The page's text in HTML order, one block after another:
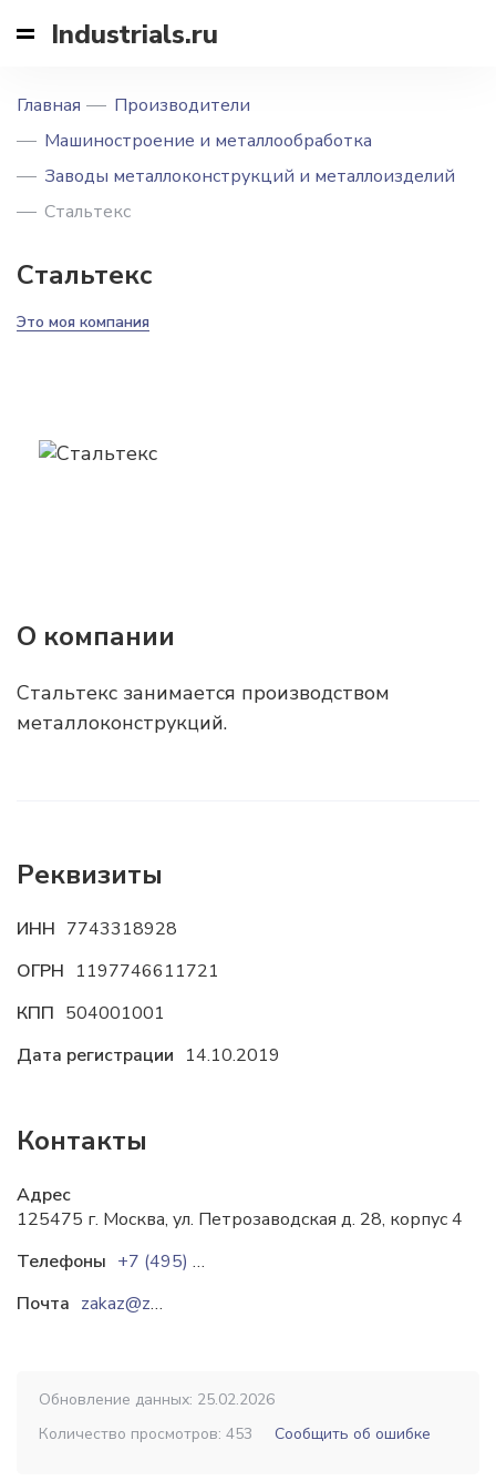
Industrials.ru
Главная
Производители
Машиностроение и металлообработка
Заводы металлоконструкций и металлоизделий
Стальтекс
Стальтекс
Это моя компания
О компании
Стальтекс занимается производством
металлоконструкций.
Реквизиты
ИНН 7743318928
ОГРН 1197746611721
КПП 504001001
Дата регистрации 14.10.2019
Контакты
Адрес
125475 г. Москва, ул. Петрозаводская д. 28, корпус 4
Телефоны
+7 (495) 185 - 11 - 08
Почта
zakaz@zmkstaltex.ru
Обновление данных: 25.02.2026
Количество просмотров: 453
Сообщить об ошибке